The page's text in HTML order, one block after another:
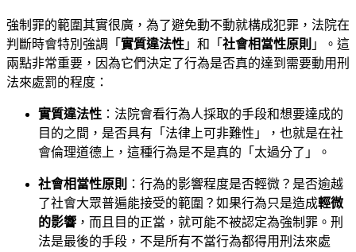
強制罪的範圍其實很廣，為了避免動不動就構成犯罪，法院在
判斷時會特別強調「 實質違法性 」和「 社會相當性原則 」。這
兩點非常重要，因為它們決定了行為是否真的達到需要動用刑
法來處罰的程度：
實質違法性 ：法院會看行為人採取的手段和想要達成的
目的之間，是否具有「法律上可非難性」，也就是在社
會倫理道德上，這種行為是不是真的「太過分了」。
社會相當性原則 ：行為的影響程度是否輕微？是否逾越
了社會大眾普遍能接受的範圍？如果行為只是造成輕微
的影響 ，而且目的正當，就可能不被認定為強制罪。刑
法是最後的手段，不是所有不當行為都得用刑法來處